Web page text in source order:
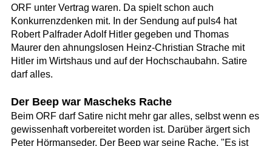
ORF unter Vertrag waren. Da spielt schon auch
Konkurrenzdenken mit. In der Sendung auf puls4 hat
Robert Palfrader Adolf Hitler gegeben und Thomas
Maurer den ahnungslosen Heinz-Christian Strache mit
Hitler im Wirtshaus und auf der Hochschaubahn. Satire
darf alles.
Der Beep war Mascheks Rache
Beim ORF darf Satire nicht mehr gar alles, selbst wenn es
gewissenhaft vorbereitet worden ist. Darüber ärgert sich
Peter Hörmanseder. Der Beep war seine Rache. "Es ist